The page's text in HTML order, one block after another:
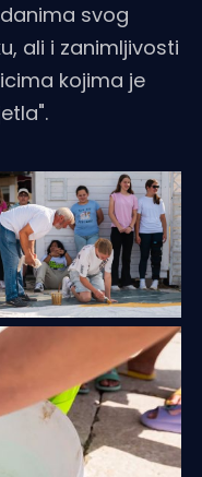
svog
ali i zanimljivosti
kojima je